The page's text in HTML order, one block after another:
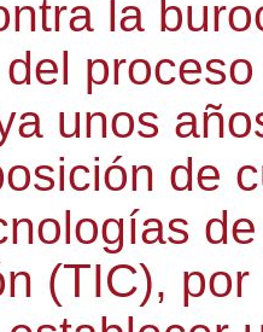
la
unos
de
(TIC),